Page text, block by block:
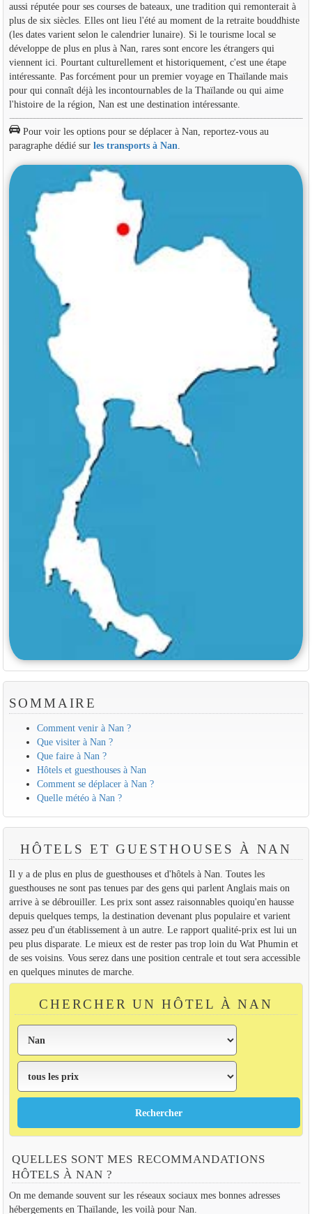
aussi réputée pour ses courses de bateaux, une tradition qui remonterait à
plus de six siècles. Elles ont lieu l'été au moment de la retraite bouddhiste
(les dates varient selon le calendrier lunaire). Si le tourisme local se
développe de plus en plus à Nan, rares sont encore les étrangers qui
viennent ici. Pourtant culturellement et historiquement, c'est une étape
intéressante. Pas forcément pour un premier voyage en Thaïlande mais
pour qui connaît déjà les incontournables de la Thaïlande ou qui aime
l'histoire de la région, Nan est une destination intéressante.
Pour voir les options pour se déplacer à Nan, reportez-vous au
paragraphe dédié sur les transports à Nan.
SOMMAIRE
Comment venir à Nan ?
Que visiter à Nan ?
Que faire à Nan ?
Hôtels et guesthouses à Nan
Comment se déplacer à Nan ?
Quelle météo à Nan ?
HÔTELS ET GUESTHOUSES À NAN
Il y a de plus en plus de guesthouses et d'hôtels à Nan. Toutes les
guesthouses ne sont pas tenues par des gens qui parlent Anglais mais on
arrive à se débrouiller. Les prix sont assez raisonnables quoiqu'en hausse
depuis quelques temps, la destination devenant plus populaire et varient
assez peu d'un établissement à un autre. Le rapport qualité-prix est lui un
peu plus disparate. Le mieux est de rester pas trop loin du Wat Phumin et
de ses voisins. Vous serez dans une position centrale et tout sera accessible
en quelques minutes de marche.
CHERCHER UN HÔTEL À NAN
QUELLES SONT MES RECOMMANDATIONS
HÔTELS À NAN ?
On me demande souvent sur les réseaux sociaux mes bonnes adresses
hébergements en Thaïlande, les voilà pour Nan.